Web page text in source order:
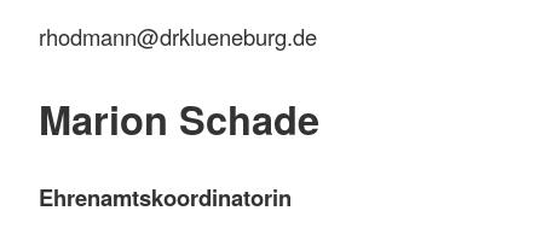
rhodmann@drklueneburg.de
Marion Schade
Ehrenamtskoordinatorin